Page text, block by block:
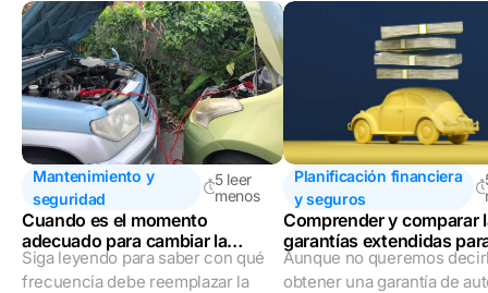
Mantenimiento y
seguridad
5 leer
menos
Cuando es el momento
adecuado para cambiar la
batería de un auto
Siga leyendo para saber con qué
frecuencia debe reemplazar la
Planificación financiera
y seguros
Comprender y comparar
garantías extendidas
automóviles
Aunque no queremos
obtener una garantía de